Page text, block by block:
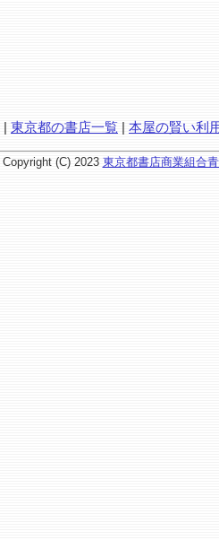
| 東京都の書店一覧 | 本屋の賢い利
Copyright (C) 2023 東京都書店商業組合